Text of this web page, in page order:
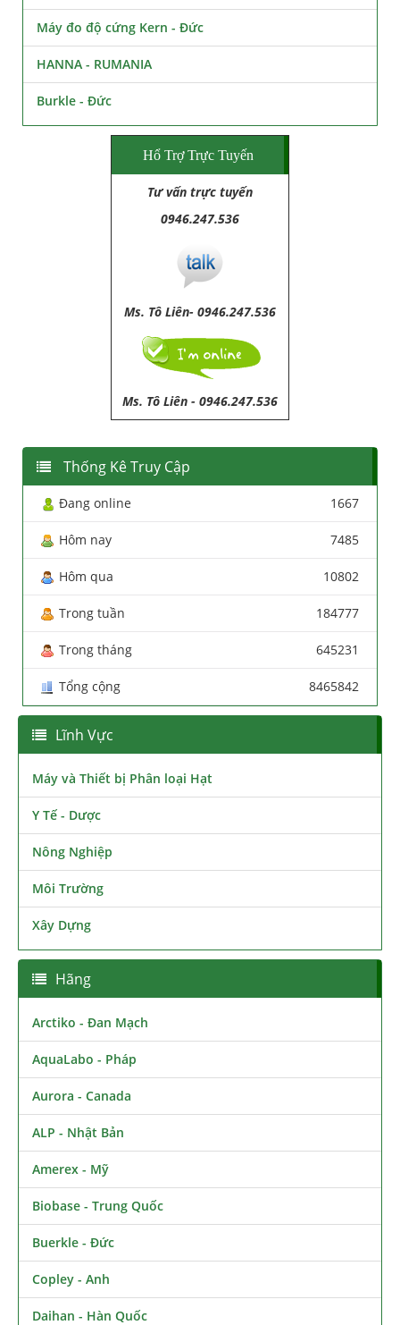
Máy đo độ cứng Kern - Đức
HANNA - RUMANIA
Burkle - Đức
Hổ Trợ Trực Tuyến
Tư vấn trực tuyến
0946.247.536
Ms. Tô Liên- 0946.247.536
Ms. Tô Liên - 0946.247.536
Thống Kê Truy Cập
Đang online 1667
Hôm nay 7485
Hôm qua 10802
Trong tuần 184777
Trong tháng 645231
Tổng cộng 8465842
Lĩnh Vực
Máy và Thiết bị Phân loại Hạt
Y Tế - Dược
Nông Nghiệp
Môi Trường
Xây Dựng
Hãng
Arctiko - Đan Mạch
AquaLabo - Pháp
Aurora - Canada
ALP - Nhật Bản
Amerex - Mỹ
Biobase - Trung Quốc
Buerkle - Đức
Copley - Anh
Daihan - Hàn Quốc